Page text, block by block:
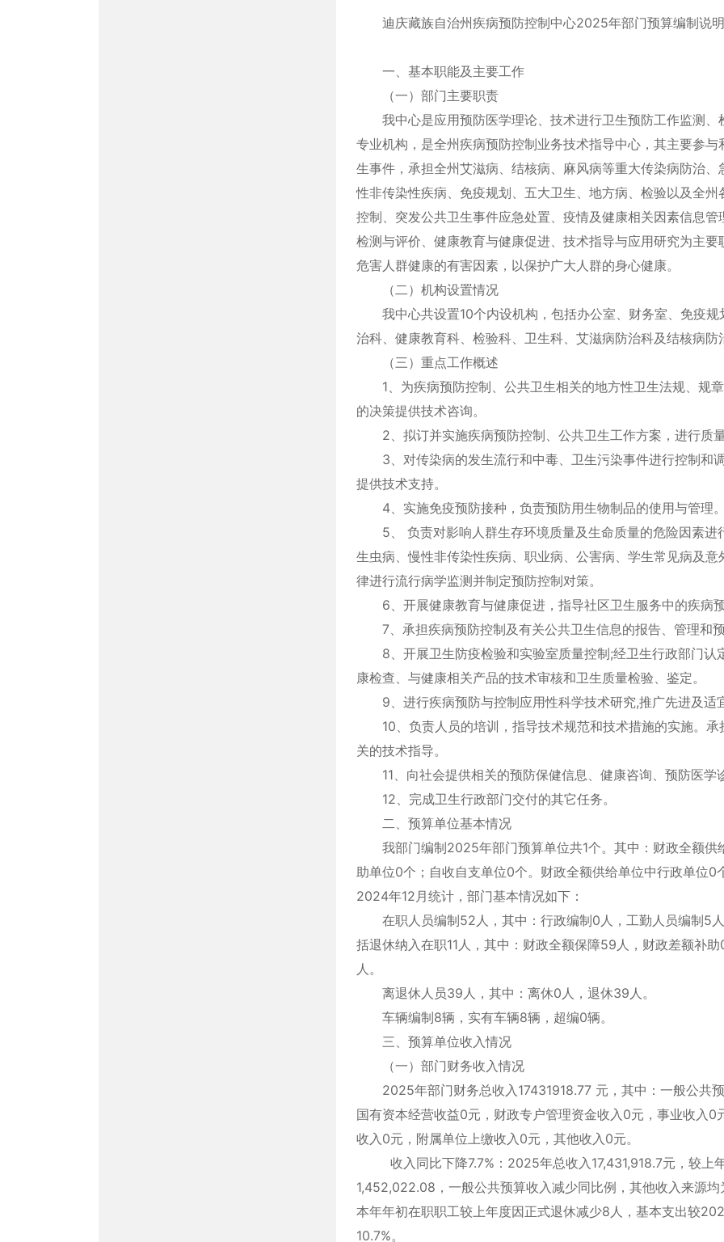
迪庆藏族自治州疾病预防控制中心2025年部门预算编制说明
一、基本职能及主要工作
（一）部门主要职责
我中心是应用预防医学理论、技术进行卫生预防工作监测
专业机构，是全州疾病预防控制业务技术指导中心，其主要参
生事件，承担全州艾滋病、结核病、麻风病等重大传染病防治
性非传染性疾病、免疫规划、五大卫生、地方病、检验以及全
控制、突发公共卫生事件应急处置、疫情及健康相关因素信息
检测与评价、健康教育与健康促进、技术指导与应用研究为主
危害人群健康的有害因素，以保护广大人群的身心健康。
（二）机构设置情况
我中心共设置10个内设机构，包括办公室、财务室、免疫
治科、健康教育科、检验科、卫生科、艾滋病防治科及结核病
（三）重点工作概述
1、为疾病预防控制、公共卫生相关的地方性卫生法规、规
的决策提供技术咨询。
2、拟订并实施疾病预防控制、公共卫生工作方案，进行质
3、对传染病的发生流行和中毒、卫生污染事件进行控制和
提供技术支持。
4、实施免疫预防接种，负责预防用生物制品的使用与管理
5、 负责对影响人群生存环境质量及生命质量的危险因素
生虫病、慢性非传染性疾病、职业病、公害病、学生常见病及
律进行流行病学监测并制定预防控制对策。
6、开展健康教育与健康促进，指导社区卫生服务中的疾病
7、承担疾病预防控制及有关公共卫生信息的报告、管理和
8、开展卫生防疫检验和实验室质量控制;经卫生行政部门
康检查、与健康相关产品的技术审核和卫生质量检验、鉴定。
9、进行疾病预防与控制应用性科学技术研究,推广先进及适
10、负责人员的培训，指导技术规范和技术措施的实施。
关的技术指导。
11、向社会提供相关的预防保健信息、健康咨询、预防医学
12、完成卫生行政部门交付的其它任务。
二、预算单位基本情况
我部门编制2025年部门预算单位共1个。其中：财政全额
助单位0个；自收自支单位0个。财政全额供给单位中行政单位0
2024年12月统计，部门基本情况如下：
在职人员编制52人，其中：行政编制0人，工勤人员编制5
括退休纳入在职11人，其中：财政全额保障59人，财政差额补
人。
离退休人员39人，其中：离休0人，退休39人。
车辆编制8辆，实有车辆8辆，超编0辆。
三、预算单位收入情况
（一）部门财务收入情况
2025年部门财务总收入17431918.77 元，其中：一般公共
国有资本经营收益0元，财政专户管理资金收入0元，事业收入
收入0元，附属单位上缴收入0元，其他收入0元。
收入同比下降7.7%‌：2025年总收入17,431,918.7元，较
1,452,022.08，一般公共预算收入减少同比例，其他收入来源
本年年初在职职工较上年度因正式退休减少8人，基本支出较
10.7%‌。